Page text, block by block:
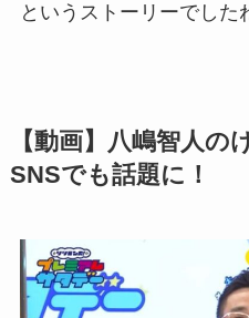
というストーリーでした
【動画】八嶋智人の
SNSでも話題に！